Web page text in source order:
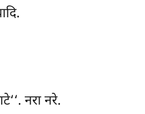
नरा नरे.